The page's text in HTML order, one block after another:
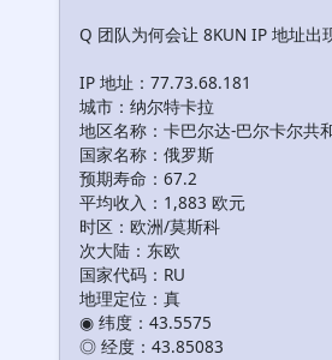
Q 团队为何会让 8KUN IP 地址出
IP 地址：77.73.68.181
城市：纳尔特卡拉
地区名称：卡巴尔达-巴尔卡尔共
国家名称：俄罗斯
预期寿命：67.2
平均收入：1,883 欧元
时区：欧洲/莫斯科
次大陆：东欧
国家代码：RU
地理定位：真
◉ 纬度：43.5575
◎ 经度：43.85083